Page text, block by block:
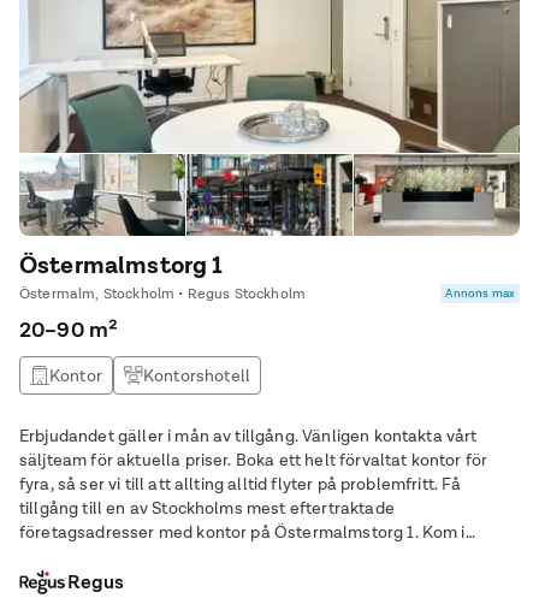
Östermalmstorg 1
Östermalm, Stockholm • Regus Stockholm Annons max
20–90 m²
Kontor Kontorshotell
Erbjudandet gäller i mån av tillgång. Vänligen kontakta vårt
säljteam för aktuella priser. Boka ett helt förvaltat kontor för
fyra, så ser vi till att allting alltid flyter på problemfritt. Få
tillgång till en av Stockholms mest eftertraktade
företagsadresser med kontor på Östermalmstorg 1. Kom i
Regus